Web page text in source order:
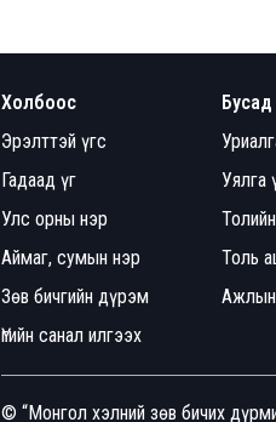
Холбоос
Эрэлттэй үгс
Гадаад үг
Улс орны нэр
Аймаг, сумын нэр
Зөв бичгийн дүрэм
Үгийн санал илгээх
Уялга
Толь
Ажлын
© “Монгол хэлний зөв бичих